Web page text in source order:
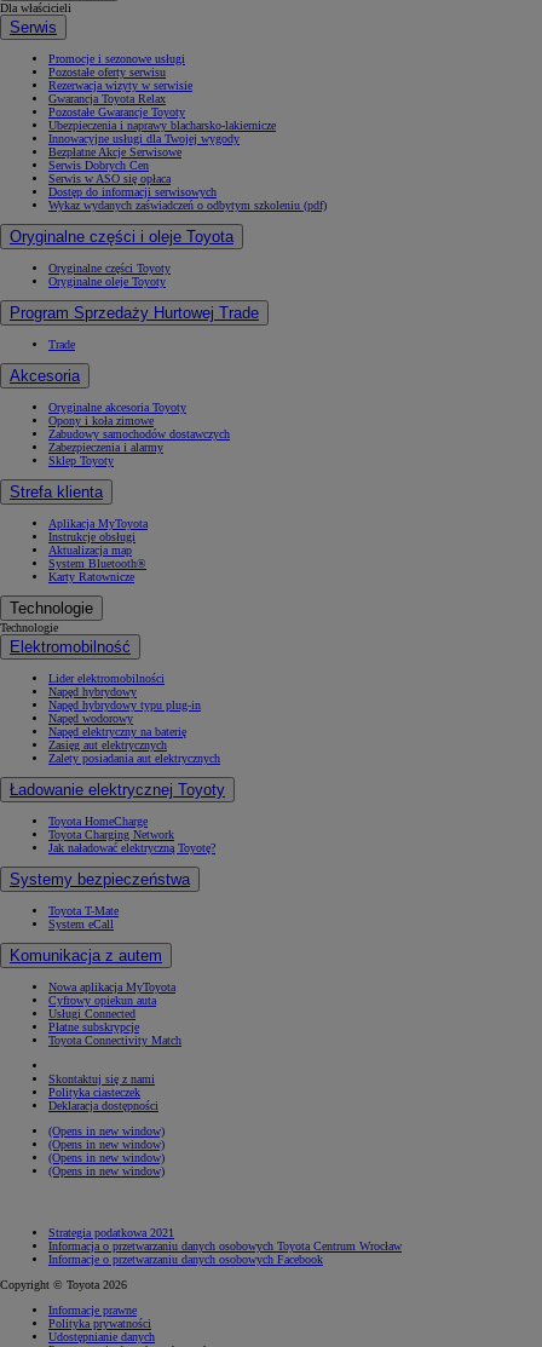
Dla właścicieli
Serwis
Promocje i sezonowe usługi
Pozostałe oferty serwisu
Rezerwacja wizyty w serwisie
Gwarancja Toyota Relax
Pozostałe Gwarancje Toyoty
Ubezpieczenia i naprawy blacharsko-lakiernicze
Innowacyjne usługi dla Twojej wygody
Bezpłatne Akcje Serwisowe
Serwis Dobrych Cen
Serwis w ASO się opłaca
Dostęp do informacji serwisowych
Wykaz wydanych zaświadczeń o odbytym szkoleniu (pdf)
Oryginalne części i oleje Toyota
Oryginalne części Toyoty
Oryginalne oleje Toyoty
Program Sprzedaży Hurtowej Trade
Trade
Akcesoria
Oryginalne akcesoria Toyoty
Opony i koła zimowe
Zabudowy samochodów dostawczych
Zabezpieczenia i alarmy
Sklep Toyoty
Strefa klienta
Aplikacja MyToyota
Instrukcje obsługi
Aktualizacja map
System Bluetooth®
Karty Ratownicze
Technologie
Technologie
Elektromobilność
Lider elektromobilności
Napęd hybrydowy
Napęd hybrydowy typu plug-in
Napęd wodorowy
Napęd elektryczny na baterię
Zasięg aut elektrycznych
Zalety posiadania aut elektrycznych
Ładowanie elektrycznej Toyoty
Toyota HomeCharge
Toyota Charging Network
Jak naładować elektryczną Toyotę?
Systemy bezpieczeństwa
Toyota T-Mate
System eCall
Komunikacja z autem
Nowa aplikacja MyToyota
Cyfrowy opiekun auta
Usługi Connected
Płatne subskrypcje
Toyota Connectivity Match
Skontaktuj się z nami
Polityka ciasteczek
Deklaracja dostępności
(Opens in new window)
(Opens in new window)
(Opens in new window)
(Opens in new window)
Strategia podatkowa 2021
Informacja o przetwarzaniu danych osobowych Toyota Centrum Wrocław
Informacje o przetwarzaniu danych osobowych Facebook
Copyright © Toyota 2026
Informacje prawne
Polityka prywatności
Udostępnianie danych